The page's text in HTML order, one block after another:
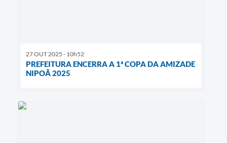
27 OUT 2025 - 10h52
PREFEITURA ENCERRA A 1ª COPA DA AMIZADE
NIPOÃ 2025